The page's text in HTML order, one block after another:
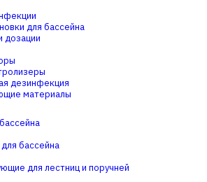
для бассейна
дозации
дезинфекция
материалы
бассейна
для лестниц и поручней